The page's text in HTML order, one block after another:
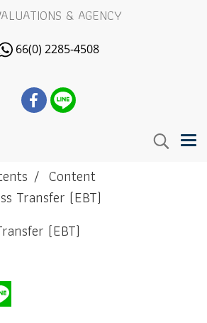
& AGENCY
66(0) 2285-4508
Content
Transfer (EBT)
(EBT)